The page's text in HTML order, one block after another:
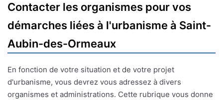
Contacter les organismes pour vos
démarches liées à l'urbanisme à Saint-
Aubin-des-Ormeaux
En fonction de votre situation et de votre projet
d'urbanisme, vous devrez vous adressez à divers
organismes et administrations. Cette rubrique vous donne